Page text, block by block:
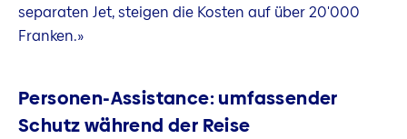
separaten Jet, steigen die Kosten auf über 20'000
Franken.»
Personen-Assistance: umfassender
Schutz während der Reise